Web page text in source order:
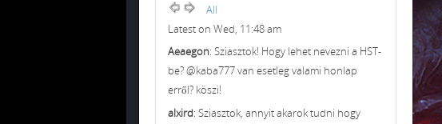
All
Latest on Wed, 11:48 am
Aeaegon: Sziasztok! Hogy lehet nevezni a HST-
be? @kaba777 van esetleg valami honlap
erről? köszi!
alxird: Sziasztok, annyit akarok tudni hogy